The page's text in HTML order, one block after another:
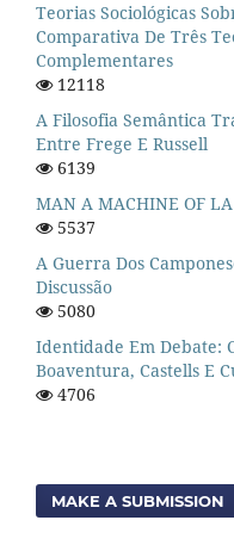
Teorias Sociológicas
Comparativa De Três
Complementares
12118
A Filosofia Semântica
Entre Frege E Russell
6139
MAN A MACHINE OF
5537
A Guerra Dos
Discussão
5080
Identidade Em Debate:
Boaventura, Castells E
4706
MAKE A SUBMISSION